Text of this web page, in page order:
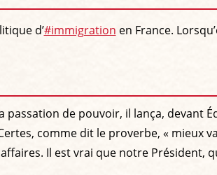
d’#immigration en France.
de pouvoir, il lança, devant
comme dit le proverbe, « mieux
Il est vrai que notre Président,